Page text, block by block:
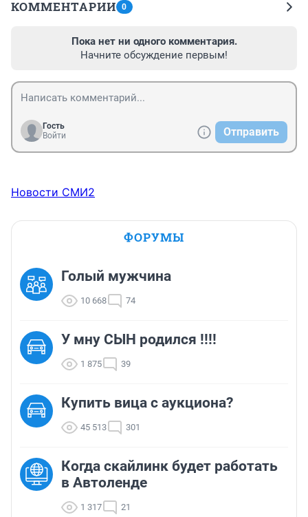
КОММЕНТАРИИ 0
Пока нет ни одного комментария.
Начните обсуждение первым!
Гость
Войти
Отправить
Новости СМИ2
ФОРУМЫ
Голый мужчина
10 668 74
У мну СЫН родился !!!!
1 875 39
Купить вица с аукциона?
45 513 301
Когда скайлинк будет работать
в Автоленде
1 317 21